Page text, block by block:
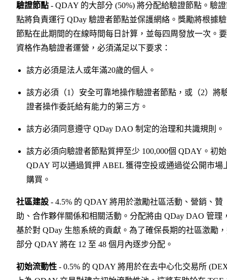
驗證節點 - QDAY 的大部分 (50%) 將分配給驗證節點。驗
點將負責運行 QDay 驗證者節點並保護網絡。獎勵將根據
節點在此期間的在線時間每日計算，並每四周發放一次。
資格作為驗證者運營，必須滿足以下要求：
該方必須是法人或年滿20歲的個人。
該方必須（1）安全可靠地操作驗證者節點，或（2）將
證者操作委託給有能力的第三方。
該方必須同意遵守 QDay DAO 制定的治理和共識規則。
該方必須向驗證者節點質押至少 100,000個 QDAY。初始
QDAY 可以通過質押 ABEL 獲得空投或通過從公開市場
購買。
社區建設 - 4.5% 的 QDAY 將用於激勵社區活動、營銷、贊
助、合作夥伴關係和相關活動。分配將由 QDay DAO 管理
基於對 QDay 生態系統的貢獻。為了確保長期的社區激勵
部分 QDAY 將在 12 至 48 個月內逐步分配。
初始流動性 - 0.5% 的 QDAY 將用於在去中心化交易所